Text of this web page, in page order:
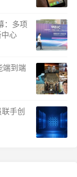
：多项
心
端到端
手创